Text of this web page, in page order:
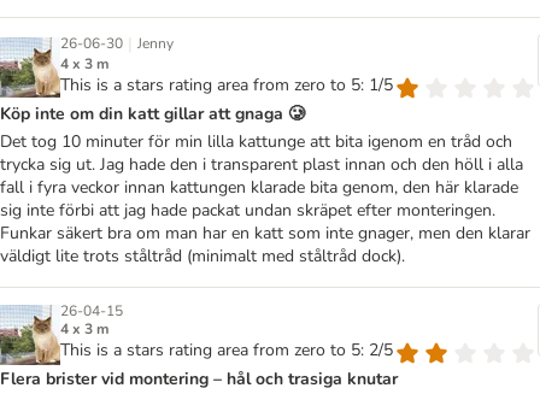
26-06-30 | Jenny
4 x 3 m
This is a stars rating area from zero to 5: 1/5
Köp inte om din katt gillar att gnaga 🥲
Det tog 10 minuter för min lilla kattunge att bita igenom en tråd och
trycka sig ut. Jag hade den i transparent plast innan och den höll i alla
fall i fyra veckor innan kattungen klarade bita genom, den här klarade
sig inte förbi att jag hade packat undan skräpet efter monteringen.
Funkar säkert bra om man har en katt som inte gnager, men den klarar
väldigt lite trots ståltråd (minimalt med ståltråd dock).
26-04-15
4 x 3 m
This is a stars rating area from zero to 5: 2/5
Flera brister vid montering – hål och trasiga knutar